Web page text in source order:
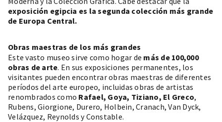
exposición egipcia es la segunda colección más grande
de Europa Central.
Obras maestras de los más grandes
Este vasto museo sirve como hogar de más de 100,000
obras de arte. En sus exposiciones permanentes, los
visitantes pueden encontrar obras maestras de diferentes
períodos del arte europeo, incluidas obras de artistas
renombrados como Rafael, Goya, Tiziano, El Greco,
Rubens, Giorgione, Durero, Holbein, Cranach, Van Dyck,
Velázquez, Reynolds y Constable.